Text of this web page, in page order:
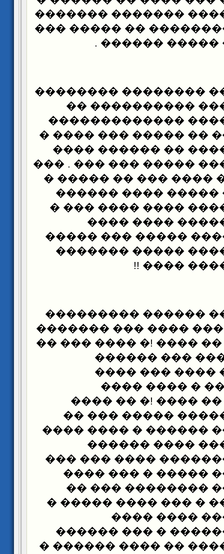
�� ���� �������
�������� ���������
������ ����
�� ���� �����
�� ����� �����
����� �� ������
���� ������� ��
���� ����� ���� ��
���� ����� ��� �����
�� ��� ��� �� ����
���� ������ �����
��� ���� ������
��� ����
����� ��������
������ �� �����
��� �����
���� ���� ���
��� ���� !� ����
���������� �� ����
��� � ��
������ �� ��
���������� ��
����� �� �������
������� ����
������ �� ����
�������� ��������
�������� ���
������� ����
���� �� ����� � ���
����
�������� �������
������ ��� ���� ��